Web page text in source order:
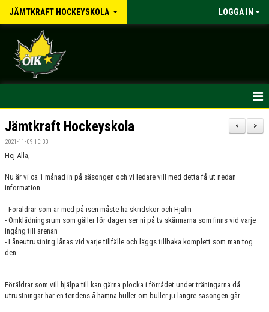
JÄMTKRAFT HOCKEYSKOLA LOGGA IN
HEM
NYHETER
TRUPPEN
BILDGALLERI
KONTAKT
>
<
Jämtkraft Hockeyskola
2021-11-09 10:33
Hej Alla,
Nu är vi ca 1 månad in på säsongen och vi ledare vill med detta få ut nedan
information
- Föräldrar som är med på isen måste ha skridskor och Hjälm
- Omklädningsrum som gäller för dagen ser ni på tv skärmarna som finns vid varje
ingång till arenan
- Låneutrustning lånas vid varje tillfälle och läggs tillbaka komplett som man tog
den.
Föräldrar som vill hjälpa till kan gärna plocka i förrådet under träningarna då
utrustningar har en tendens å hamna huller om buller ju längre säsongen går.